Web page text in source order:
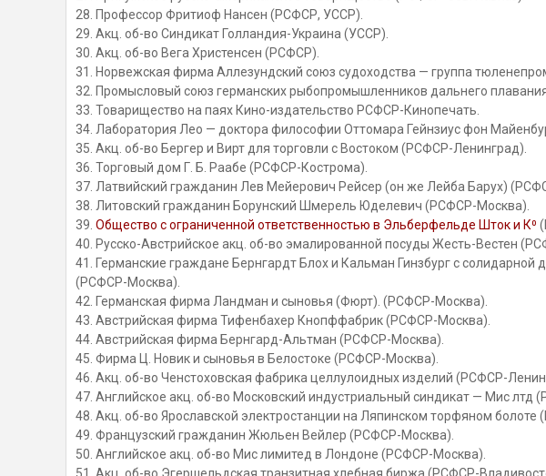
28. Профессор Фритиоф Нансен (РСФСР, УССР).
29. Акц. об-во Синдикат Голландия-Украина (УССР).
30. Акц. об-во Вега Христенсен (РСФСР).
31. Норвежская фирма Аллезундский союз судоходства — группа
32. Промысловый союз германских рыбопромышленников дальнего
33. Товарищество на паях Кино-издательство РСФСР-Кинопечать.
34. Лаборатория Лео — доктора философии Оттомара Гейнзиус фон
35. Акц. об-во Бергер и Вирт для торговли с Востоком (РСФСР-Ленинград).
36. Торговый дом Г. Б. Раабе (РСФСР-Кострома).
37. Латвийский гражданин Лев Мейерович Рейсер (он же Лейба Барух)
38. Литовский гражданин Борунский Шмерель Юделевич (РСФСР-Москва).
39. Общество с ограниченной ответственностью в Эльберфельде Шток и К⁰
40. Русско-Австрийское акц. об-во эмалированной посуды Жесть-Вестен
41. Германские граждане Бернгардт Блох и Кальман Гинзбург с солидарной
(РСФСР-Москва).
42. Германская фирма Ландман и сыновья (Фюрт). (РСФСР-Москва).
43. Австрийская фирма Тифенбахер Кнопффабрик (РСФСР-Москва).
44. Австрийская фирма Бернгард-Альтман (РСФСР-Москва).
45. Фирма Ц. Новик и сыновья в Белостоке (РСФСР-Москва).
46. Акц. об-во Ченстоховская фабрика целлулоидных изделий (РСФСР-
47. Английское акц. об-во Московский индустриальный синдикат — Мис лтд
48. Акц. об-во Ярославской электростанции на Ляпинском торфяном болоте
49. Французский гражданин Жюльен Вейлер (РСФСР-Москва).
50. Английское акц. об-во Мис лимитед в Лондоне (РСФСР-Москва).